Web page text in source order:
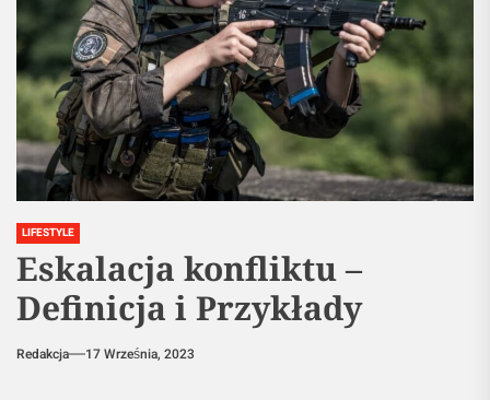
LIFESTYLE
Eskalacja konfliktu –
Definicja i Przykłady
Redakcja 17 Września, 2023